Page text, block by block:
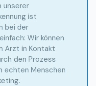
unserer
ist
bei der
Wir können
Arzt in Kontakt
den Prozess
echten Menschen